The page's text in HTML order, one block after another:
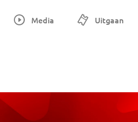
Media Uitgaan